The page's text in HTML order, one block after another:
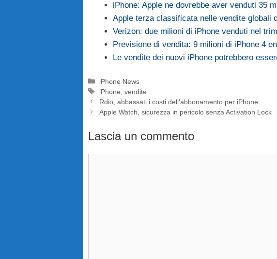
iPhone: Apple ne dovrebbe aver venduti 35
Apple terza classificata nelle vendite globali
Verizon: due milioni di iPhone venduti nel
Previsione di vendita: 9 milioni di iPhone 4
Le vendite dei nuovi iPhone potrebbero
Categorie
iPhone News
Tag
iPhone ,vendite
Rdio, abbassati i costi dell’abbonamento per iPhone
Apple Watch, sicurezza in pericolo senza Activation Lock
Lascia un commento